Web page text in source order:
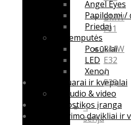
Angel Eyes
Papildomi /
Priedai
Lemputės
Posūkiai
LED
Xenon
Aksesuarai ir kvepalai
Audio & video
Diagnostikos įranga
Parkavimo davikliai ir
BMW
F01
BMW
E32
/
E38
4
serija